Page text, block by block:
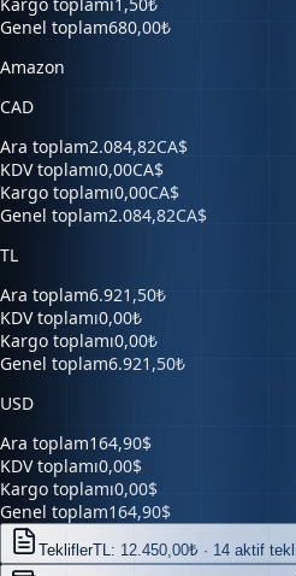
Amazon
CAD
Ara toplam
Kargo toplamı0,00CA$
Genel toplam2.084,82CA$
TL
Ara toplam
Kargo toplamı0,00₺
Genel toplam6.921,50₺
USD
Ara toplam
Kargo toplamı0,00$
Genel toplam164,90$
TekliflerTL: 12.450,00₺ · 14 aktif teklif
KasalarTL: -2.285,00₺ · 4 aktif kasa